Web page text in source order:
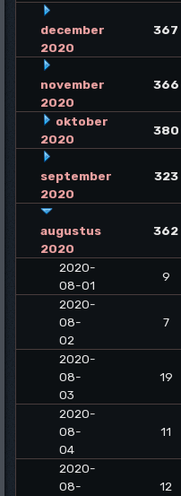
december
2020
367
november
2020
366
oktober
2020
380
september
2020
323
augustus
2020
362
2020-
08-01
9
2020-
08-
02
7
2020-
08-
03
19
2020-
08-
04
11
2020-
08-
12